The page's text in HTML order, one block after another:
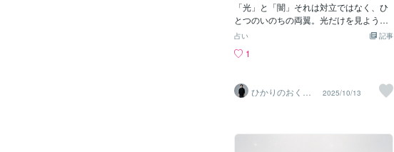
「光」と「闇」それは対立ではなく、ひ
とつのいのちの両翼。光だけを見ようと
すれば、闇は置き去りになり、闇だけを
も同じわたしの一部。受け入れるほど
わたしの中に光があるやさしく照らす希
望の灯わたしの中に闇がある深く包む静
て満ちる陰陽の輪のようにいのちはゆら
記事
占い
1
ひかりのおくり
て〜SinMa〜
2025/10/13